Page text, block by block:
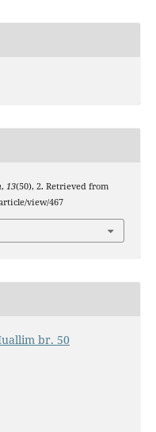
, 13(50), 2. Retrieved from
view/467
br. 50